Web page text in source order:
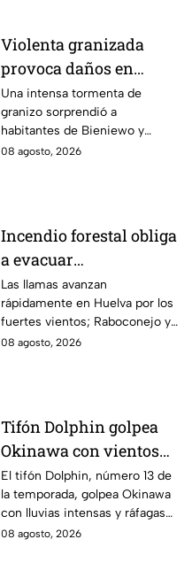
Violenta granizada
provoca daños en
vehículos en Polonia
Una intensa tormenta de
granizo sorprendió a
habitantes de Bieniewo y
provocó daños en los cristales
08 agosto, 2026
Incendio forestal obliga
a evacuar
comunidades en
Huelva
Las llamas avanzan
rápidamente en Huelva por los
fuertes vientos; Raboconejo y
Caballón fueron evacuadas
08 agosto, 2026
Tifón Dolphin golpea
Okinawa con vientos
de hasta 157 km/h
El tifón Dolphin, número 13 de
la temporada, golpea Okinawa
con lluvias intensas y ráfagas
de hasta 157 kilómetros por
08 agosto, 2026